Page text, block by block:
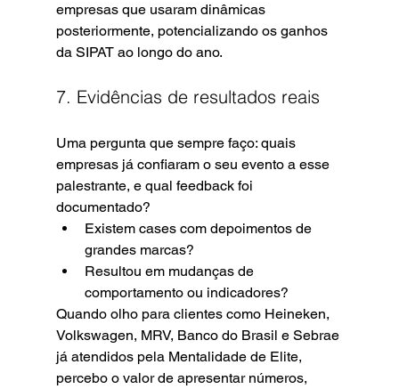
empresas que usaram dinâmicas
posteriormente, potencializando os ganhos
da SIPAT ao longo do ano.
7. Evidências de resultados reais
Uma pergunta que sempre faço: quais
empresas já confiaram o seu evento a esse
palestrante, e qual feedback foi
documentado?
Existem cases com depoimentos de
grandes marcas?
Resultou em mudanças de
comportamento ou indicadores?
Quando olho para clientes como Heineken,
Volkswagen, MRV, Banco do Brasil e Sebrae
já atendidos pela Mentalidade de Elite,
percebo o valor de apresentar números,